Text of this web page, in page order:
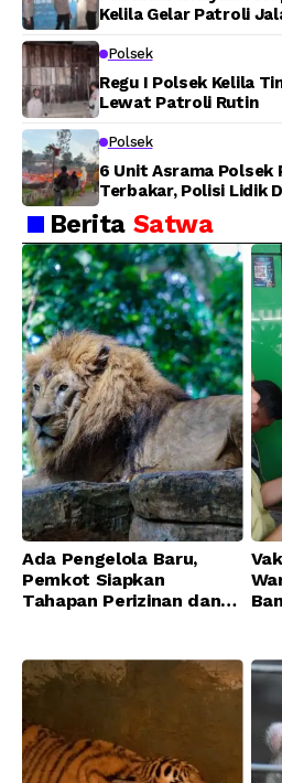
Kelila Gelar Patroli
Polsek
Regu I Polsek Kelila
Lewat Patroli Rutin
Polsek
6 Unit Asrama Polsek
Terbakar, Polisi Lidik
Berita Satwa
Ada Pengelola Baru,
Pemkot Siapkan
Tahapan Perizinan dan